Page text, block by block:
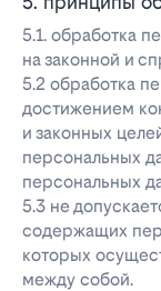
5.1. обработка
на законной и
5.2 обработка
достижением
и законных
персональных
персональных
5.3 не
содержащих
которых
между собой.